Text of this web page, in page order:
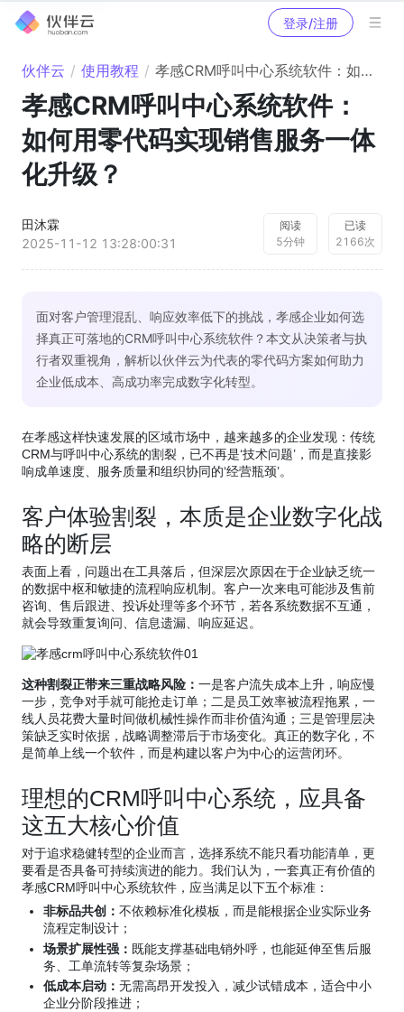
登录/注册
伙伴云 / 使用教程 / 孝感CRM呼叫中心系统软件：如何用零代码实现销售服务一体化升级？
孝感CRM呼叫中心系统软件：
如何用零代码实现销售服务一体
化升级？
田沐霖
2025-11-12 13:28:00:31
阅读
5分钟
已读
2166次
面对客户管理混乱、响应效率低下的挑战，孝感企业如何选
择真正可落地的CRM呼叫中心系统软件？本文从决策者与执
行者双重视角，解析以伙伴云为代表的零代码方案如何助力
企业低成本、高成功率完成数字化转型。
在孝感这样快速发展的区域市场中，越来越多的企业发现：传统
CRM与呼叫中心系统的割裂，已不再是‘技术问题’，而是直接影
响成单速度、服务质量和组织协同的‘经营瓶颈’。
客户体验割裂，本质是企业数字化战
略的断层
表面上看，问题出在工具落后，但深层次原因在于企业缺乏统一
的数据中枢和敏捷的流程响应机制。客户一次来电可能涉及售前
咨询、售后跟进、投诉处理等多个环节，若各系统数据不互通，
就会导致重复询问、信息遗漏、响应延迟。
这种割裂正带来三重战略风险： 一是客户流失成本上升，响应慢
一步，竞争对手就可能抢走订单；二是员工效率被流程拖累，一
线人员花费大量时间做机械性操作而非价值沟通；三是管理层决
策缺乏实时依据，战略调整滞后于市场变化。真正的数字化，不
是简单上线一个软件，而是构建以客户为中心的运营闭环。
理想的CRM呼叫中心系统，应具备
这五大核心价值
对于追求稳健转型的企业而言，选择系统不能只看功能清单，更
要看是否具备可持续演进的能力。我们认为，一套真正有价值的
孝感CRM呼叫中心系统软件，应当满足以下五个标准：
非标品共创： 不依赖标准化模板，而是能根据企业实际业务
流程定制设计；
场景扩展性强： 既能支撑基础电销外呼，也能延伸至售后服
务、工单流转等复杂场景；
低成本启动： 无需高昂开发投入，减少试错成本，适合中小
企业分阶段推进；